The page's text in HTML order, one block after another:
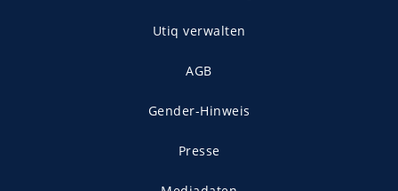
Utiq verwalten
AGB
Gender-Hinweis
Presse